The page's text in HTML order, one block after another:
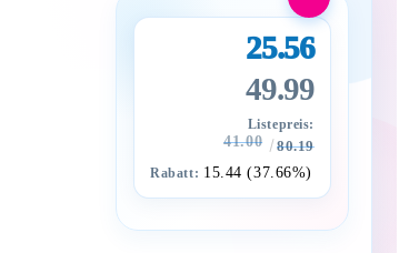
25.56
49.99
Listepreis:
41.00 80.19
Rabatt: 15.44 (37.66%)